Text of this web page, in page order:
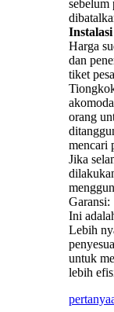
sebelum
Harga
dan
tiket
orang
mencari
Jika
Garansi:
Ini
Lebih
untuk
lebih